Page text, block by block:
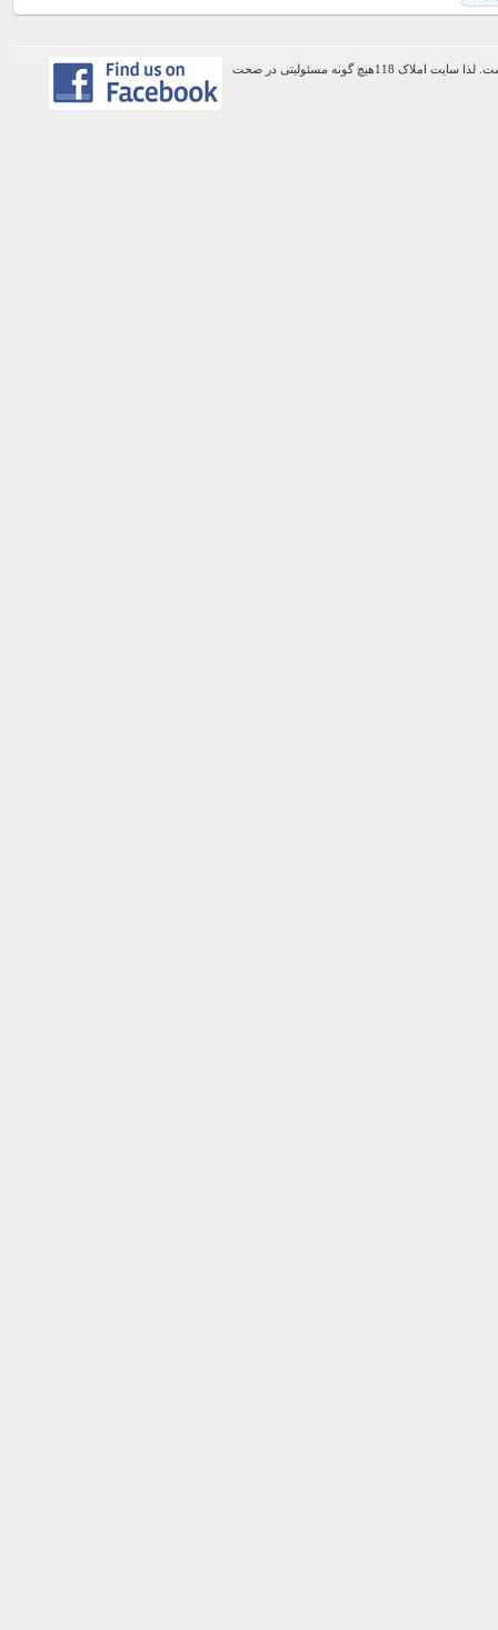
اطلاعات موجود در این وب سایت از طریق کاربران عمومی سایت ثبت شده است. لذا سایت املاک 118هیچ گونه مسئولیتی در صحت